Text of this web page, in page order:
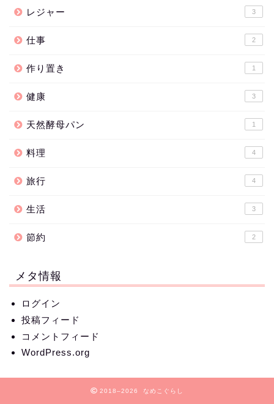
レジャー 3
仕事 2
作り置き 1
健康 3
天然酵母パン 1
料理 4
旅行 4
生活 3
節約 2
メタ情報
ログイン
投稿フィード
コメントフィード
WordPress.org
2018–2026 なめこぐらし